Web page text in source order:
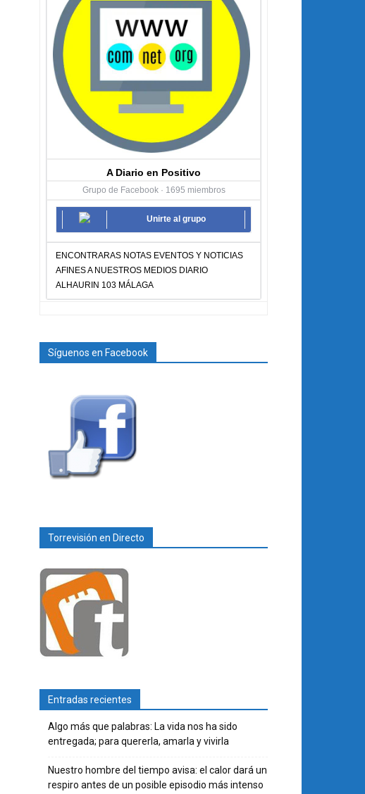
A Diario en Positivo
Grupo de Facebook · 1695 miembros
Unirte al grupo
ENCONTRARAS NOTAS EVENTOS Y NOTICIAS
AFINES A NUESTROS MEDIOS DIARIO
ALHAURIN 103 MÁLAGA
Síguenos en Facebook
Torrevisión en Directo
Entradas recientes
Algo más que palabras: La vida nos ha sido
entregada; para quererla, amarla y vivirla
Nuestro hombre del tiempo avisa: el calor dará un
respiro antes de un posible episodio más intenso